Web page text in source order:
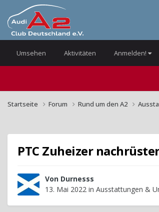
Umsehen Aktivitäten Anmelden!
Startseite Forum Rund um den A2
PTC Zuheizer
Von Durnesss
13. Mai 2022 in Ausstattungen &